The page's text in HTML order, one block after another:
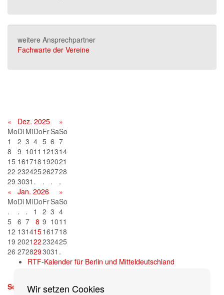
Wir setzen Cookies
weitere Ansprechpartner
Fachwarte der Vereine
« Dez. 2025
»
MoDi MiDoFrSaSo
1
2 3 4 5 6 7
8
9 1011 121314
15 161718 192021
22 232425262728
29 3031 . . .
.
«
Jan. 2026
»
MoDi MiDoFrSaSo
.
. . 1 2 3 4
5
6 7 8 9 1011
12 131415161718
19 202122232425
26 2728293031 .
RTF-Kalender für Berlin und Mitteldeutschland
Sonntag, 13. September 2026